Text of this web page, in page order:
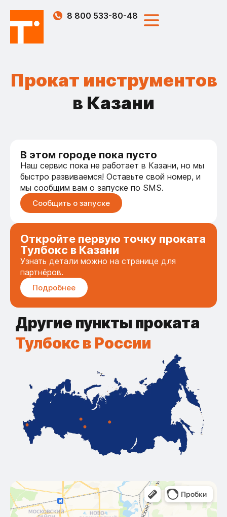
8 800 533-80-48
Прокат инструментов
в Казани
В этом городе пока пусто
Наш сервис пока не работает в Казани, но мы
быстро развиваемся! Оставьте свой номер, и
мы сообщим вам о запуске по SMS.
Сообщить о запуске
Откройте первую точку проката
Тулбокс в Казани
Узнать детали можно на странице для
партнёров.
Подробнее
Другие пункты проката
Тулбокс в России